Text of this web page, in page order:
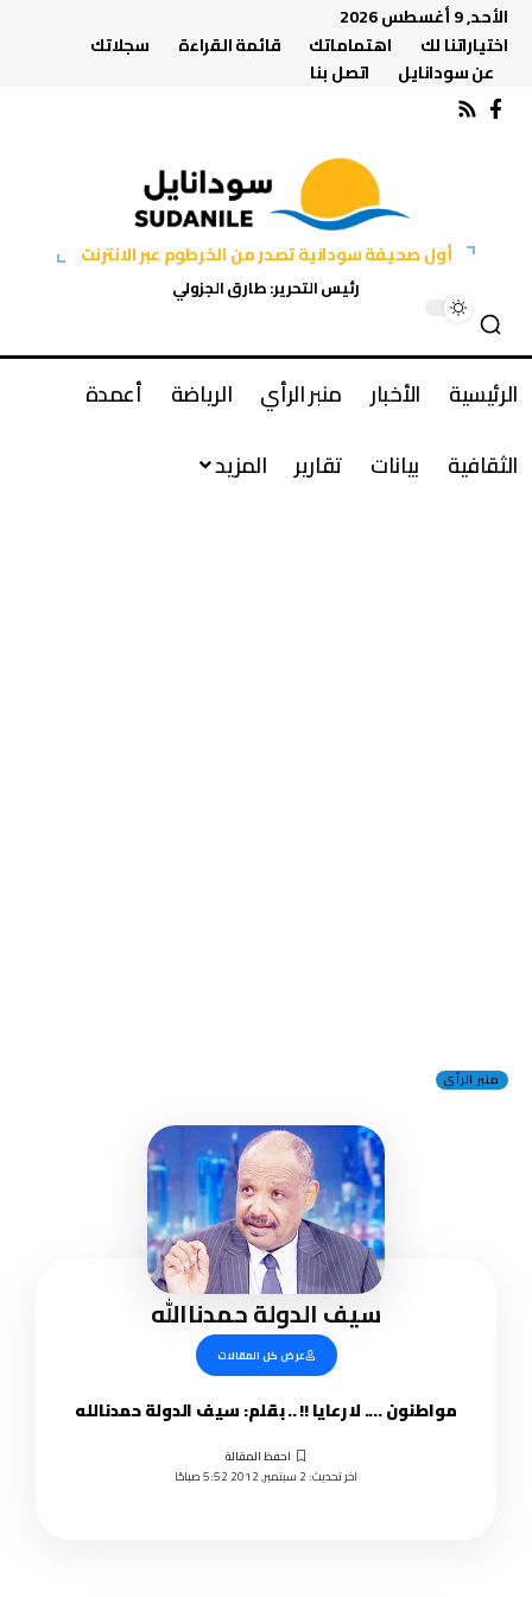
الأحد, 9 أغسطس 2026
اختياراتنا لك
اهتماماتك قائمة القراءة
سجلاتك
عن سودانايل
اتصل بنا
أول صحيفة سودانية تصدر من الخرطوم عبر الانترنت
رئيس التحرير: طارق الجزولي
الرئيسية الأخبار منبر الرأي الرياضة
أعمدة
الثقافية
بيانات تقارير المزيد
منبر الرأي
سيف الدولة حمدناالله
عرض كل المقالات
مواطنون …. لا رعايا !! .. بقلم: سيف الدولة حمدنالله
اخر تحديث: 2 سبتمبر, 2012 5:52 صباحًا